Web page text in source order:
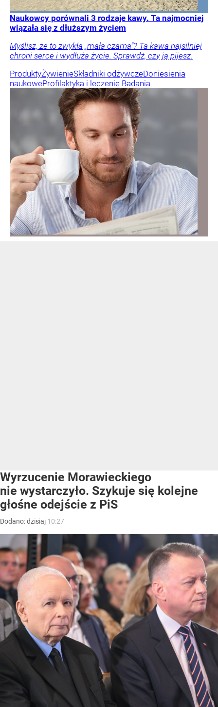
Naukowcy porównali 3 rodzaje kawy. Ta najmocniej
wiązała się z dłuższym życiem
Myślisz, że to zwykła „mała czarna”? Ta kawa najsilniej
chroni serce i wydłuża życie. Sprawdź, czy ją pijesz.
ProduktyŻywienieSkładniki odżywczeDoniesienia
naukoweProfilaktyka i leczenie Badania
Wyrzucenie Morawieckiego
nie wystarczyło. Szykuje się kolejne
głośne odejście z PiS
Dodano:dzisiaj 10:27